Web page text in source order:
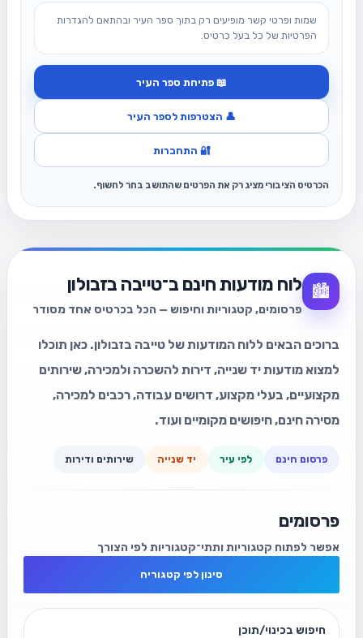
שמות ופרטי קשר מופיעים רק בתוך ספר העיר ובהתאם להגדרות
הפרטיות של כל בעל כרטיס.
📖 פתיחת ספר העיר
👤 הצטרפות לספר העיר
🔐 התחברות
הכרטיס הציבורי מציג רק את הפרטים שהתושב בחר לחשוף.
🏙️ לוח מודעות חינם ב־טייבה בזבולון
פרסומים, קטגוריות וחיפוש — הכל בכרטיס אחד מסודר
ברוכים הבאים ללוח המודעות של טייבה בזבולון. כאן תוכלו
למצוא מודעות יד שנייה, דירות להשכרה ולמכירה, שירותים
מקצועיים, בעלי מקצוע, דרושים עבודה, רכבים למכירה,
מסירה חינם, חיפושים מקומיים ועוד.
פרסום חינם לפי עיר יד שנייה שירותים ודירות
פרסומים
אפשר לפתוח קטגוריות ותתי־קטגוריות לפי הצורך
סינון לפי קטגוריה
חיפוש בכינוי/תוכן